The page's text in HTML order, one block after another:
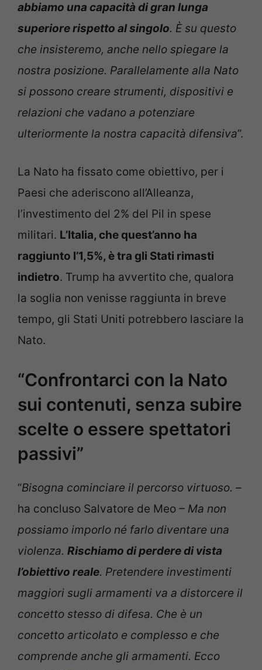
abbiamo una capacità di gran lunga
superiore rispetto al singolo. È su questo
che insisteremo, anche nello spiegare la
nostra posizione. Parallelamente alla Nato
si possono creare strumenti, dispositivi e
relazioni che vadano a potenziare
ulteriormente la nostra capacità difensiva”.
La Nato ha fissato come obiettivo, per i
Paesi che aderiscono all’Alleanza,
l’investimento del 2% del Pil in spese
militari. L’Italia, che quest’anno ha
raggiunto l’1,5%, è tra gli Stati rimasti
indietro. Trump ha avvertito che, qualora
la soglia non venisse raggiunta in breve
tempo, gli Stati Uniti potrebbero lasciare la
Nato.
“Confrontarci con la Nato
sui contenuti, senza subire
scelte o essere spettatori
passivi”
“Bisogna cominciare il percorso virtuoso. –
ha concluso Salvatore de Meo – Ma non
possiamo imporlo né farlo diventare una
violenza. Rischiamo di perdere di vista
l’obiettivo reale. Pretendere investimenti
maggiori sugli armamenti va a distorcere il
concetto stesso di difesa. Che è un
concetto articolato e complesso e che
comprende anche gli armamenti. Ecco